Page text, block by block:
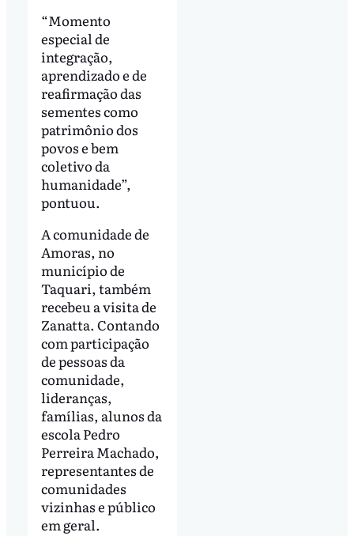
“Momento
especial de
integração,
aprendizado e de
reafirmação das
sementes como
patrimônio dos
povos e bem
coletivo da
humanidade”,
pontuou.
A comunidade de
Amoras, no
município de
Taquari, também
recebeu a visita de
Zanatta. Contando
com participação
de pessoas da
comunidade,
lideranças,
famílias, alunos da
escola Pedro
Perreira Machado,
representantes de
comunidades
vizinhas e público
em geral.